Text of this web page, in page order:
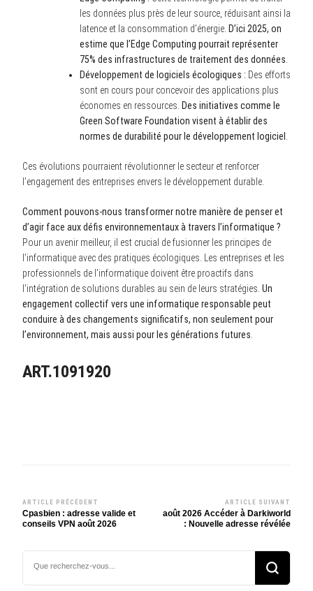
les données plus près de leur source, réduisant ainsi la
latence et la consommation d’énergie. D’ici 2025, on
estime que l’Edge Computing pourrait représenter
75% des infrastructures de traitement des données
Développement de logiciels écologiques : Des efforts
sont en cours pour concevoir des applications plus
économes en ressources. Des initiatives comme le
Green Software Foundation visent à établir des
normes de durabilité pour le développement logiciel
Ces évolutions pourraient révolutionner le secteur et renforcer
l’engagement des entreprises envers le développement durable.
Comment pouvons-nous transformer notre manière de penser et
d’agir face aux défis environnementaux à travers l’informatique ?
Pour un avenir meilleur, il est crucial de fusionner les principes de
l’informatique avec des pratiques écologiques. Les entreprises et les
professionnels de l’informatique doivent être proactifs dans
l’intégration de solutions durables au sein de leurs stratégies. Un
engagement collectif vers une informatique responsable peut
conduire à des changements significatifs, non seulement pour
l’environnement, mais aussi pour les générations futures
ART.1091920
Navigation
d’article
ARTICLE PRÉCÉDENT
Cpasbien : adresse valide et
conseils VPN août 2026
ARTICLE SUIVANT
août 2026 Accéder à Darkiworld
: Nouvelle adresse révélée